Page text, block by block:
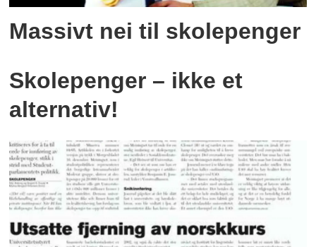
Massivt nei til skolepenger
Skolepenger – ikke et
alternativ!